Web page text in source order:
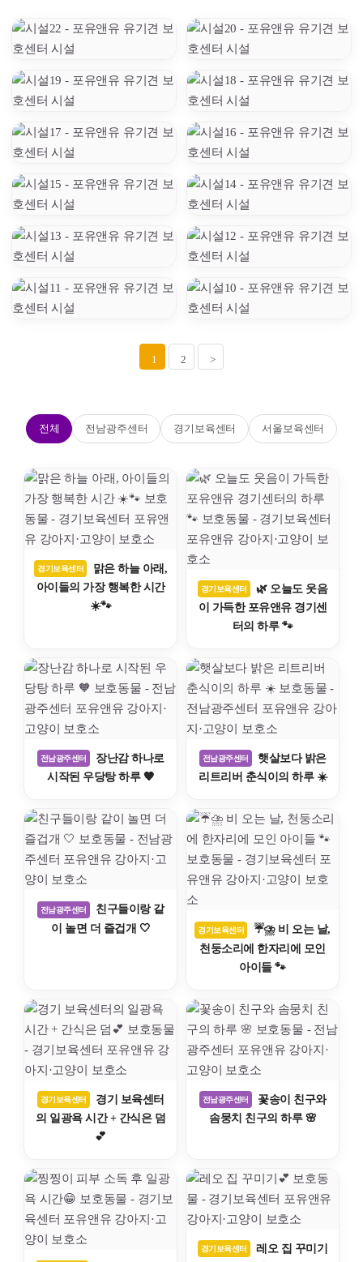
1 2 >
전체 전남광주센터 경기보육센터 서울보육센터
경기보육센터
맑은 하늘 아래,
아이들의 가장 행복한 시간
☀️🐾
경기보육센터
🌿 오늘도 웃음
이 가득한 포유앤유 경기센
터의 하루 🐾
전남광주센터
장난감 하나로
시작된 우당탕 하루 🧡
전남광주센터
햇살보다 밝은
리트리버 춘식이의 하루 ☀️
전남광주센터
친구들이랑 같
이 놀면 더 즐겁개 🤍
경기보육센터
☔⛈️ 비 오는 날,
천둥소리에 한자리에 모인
아이들 🐾
경기보육센터
경기 보육센터
의 일광욕 시간 + 간식은 덤
💕
전남광주센터
꽃송이 친구와
솜뭉치 친구의 하루 🌸
경기보육센터
레오 집 꾸미기